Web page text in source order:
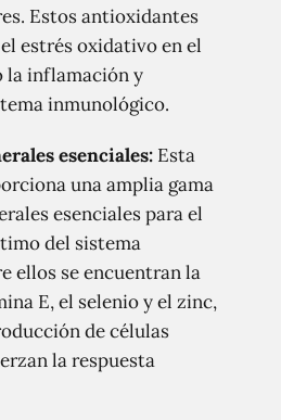
Estos antioxidantes
estrés oxidativo en el
la inflamación y
inmunológico.
esenciales: Esta
una amplia gama
esenciales para el
del sistema
ellos se encuentran la
E, el selenio y el zinc,
de células
la respuesta